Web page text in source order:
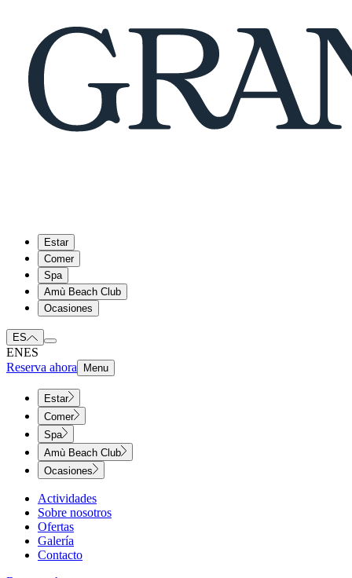
Estar
Comer
Spa
Amù Beach Club
Ocasiones
ES
ENES
Reserva ahora
Menu
Estar
Comer
Spa
Amù Beach Club
Ocasiones
Actividades
Sobre nosotros
Ofertas
Galería
Contacto